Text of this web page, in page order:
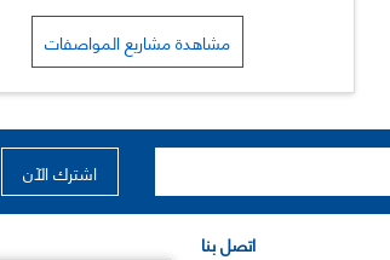
مشاهدة مشاريع المواصفات
اتصل بنا